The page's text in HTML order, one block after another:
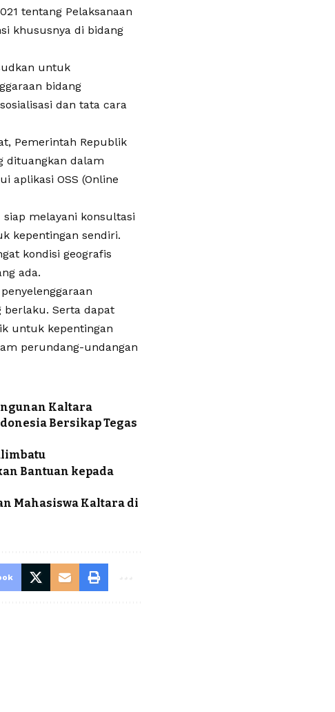
tentang Pelaksanaan
khususnya di bidang
untuk
bidang
dan tata cara
Pemerintah Republik
dituangkan dalam
aplikasi OSS (Online
siap melayani konsultasi
kepentingan sendiri.
kondisi geografis
ada.
berlaku. Serta dapat
untuk kepentingan
perundang-undangan
Kaltara
Bersikap Tegas
Bantuan kepada
Mahasiswa Kaltara di